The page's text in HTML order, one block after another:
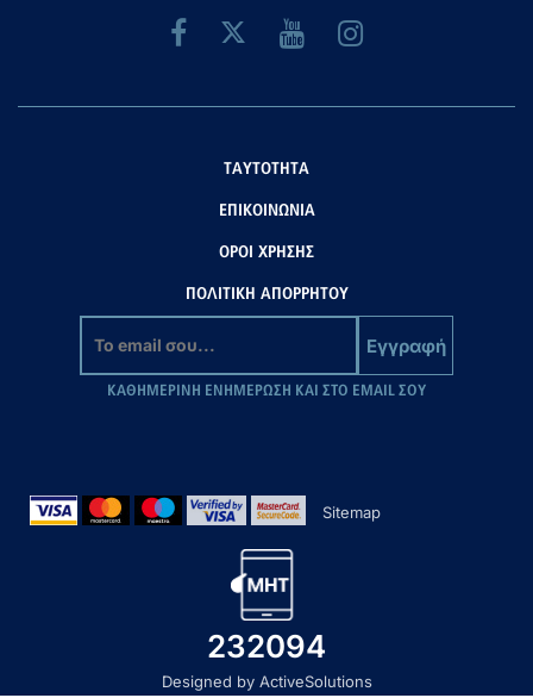
ΤΑΥΤΟΤΗΤΑ
ΕΠΙΚΟΙΝΩΝΙΑ
ΟΡΟΙ ΧΡΗΣΗΣ
ΠΟΛΙΤΙΚΗ ΑΠΟΡΡΗΤΟΥ
Εγγραφή
ΚΑΘΗΜΕΡΙΝΗ ΕΝΗΜΕΡΩΣΗ ΚΑΙ ΣΤΟ EMAIL ΣΟΥ
Sitemap
232094
Designed by ActiveSolutions